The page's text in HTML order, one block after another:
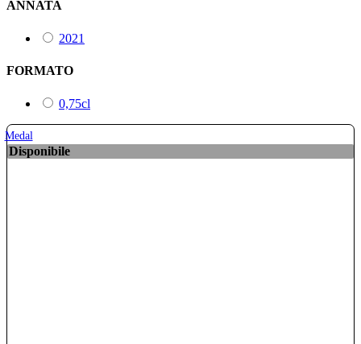
ANNATA
2021
FORMATO
0,75cl
Medal
Disponibile